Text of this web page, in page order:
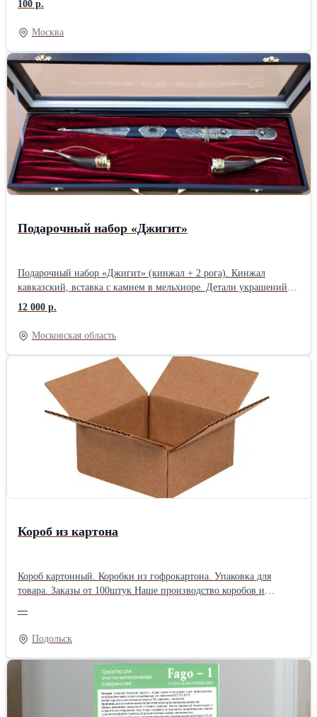
Тираж Стоимость 10 000 шт. 60 руб. 5 000 шт. 70 руб. 3 000 шт.
80 руб. 1 000 шт. 90 руб. 500 шт. 100 руб. Срок изготовления от
– 10 р. д. Работаем без НДС, оплата безнал. Изготовим любой
размер паллетов для бумажных блоков, по ТЗ заказчика.
100 р.
Москва
Подарочный набор «Джигит»
Подарочный набор «Джигит» (кинжал + 2 рога). Кинжал
кавказский, вставка с камнем в мельхиоре. Детали украшений
выполнены из мельхиора. Ножны изготавливаются в ручную из
дерева и обтягиваются кожей. Футляр деревянный, с укладкой из
красного бархата, крышка из прозрачного стекла. Рога
сувенирные КРС.
12 000 р.
Московская область
Короб из картона
Короб картонный. Коробки из гофрокартона. Упаковка для
товара. Заказы от 100штук Наше производство коробов и
срок изготовим для вас четырехклапанные гофрокороба любых
размеров оптом; -самосборную гофротару на заказ; -картонную
упаковку сложной высечки по вашему индивидуальному заказу;
-крупногабаритную тару, в т.ч. и усиленных конструкций;
-упаковку под пиццу или пироги; -сопутствующие изделия
(уголки, вкладыши, перегородки); -гофроящики из
пятислойного картона; Минимальный заказ коробов по Вашим
—
Подольск